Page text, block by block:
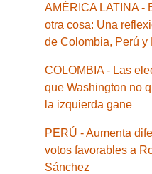
AMÉRICA LATINA -
otra cosa: Una
de Colombia, Perú y
COLOMBIA - Las
que Washington no
la izquierda gane
PERÚ - Aumenta
votos favorables a
Sánchez